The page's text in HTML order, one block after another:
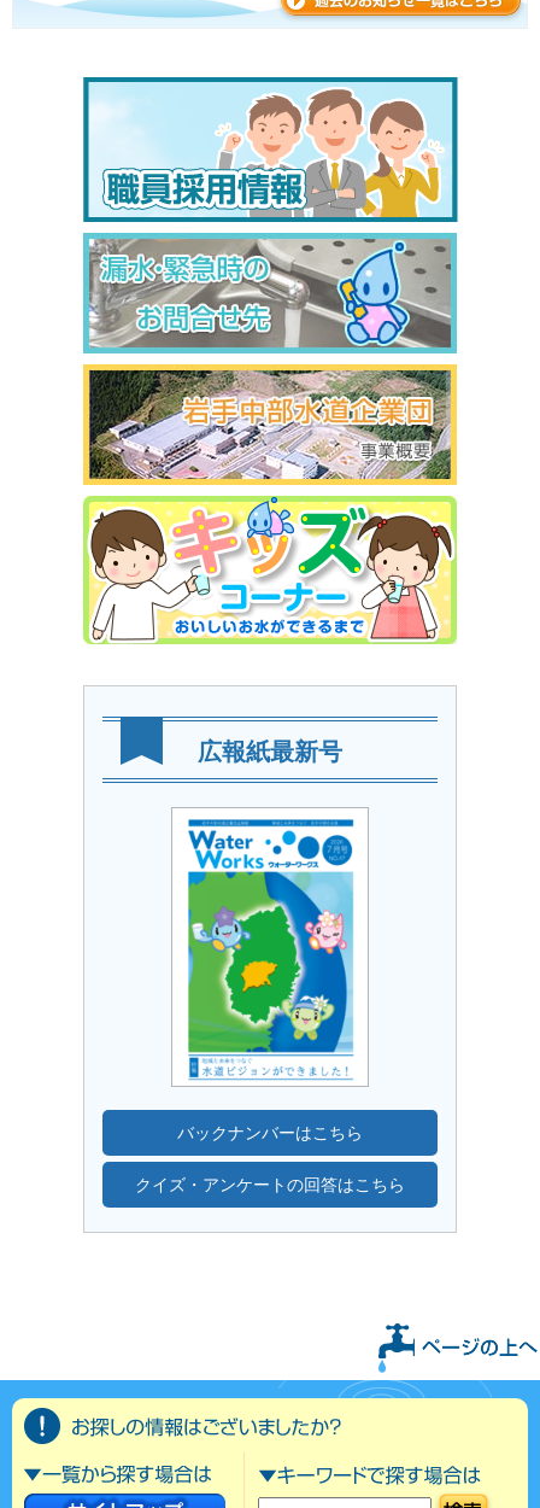
広報紙最新号
バックナンバーはこちら
クイズ・アンケートの回答はこちら